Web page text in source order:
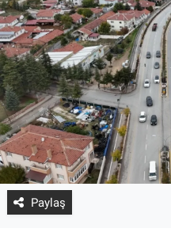
Paylaş
SAĞLIK
ASTROLOJİ
BLOG
Son Dakika Haberleri
Haber Arşivi